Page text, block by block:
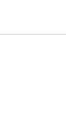
un sol clic.